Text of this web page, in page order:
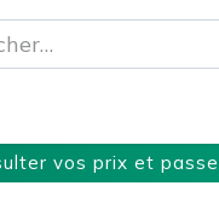
vos prix et